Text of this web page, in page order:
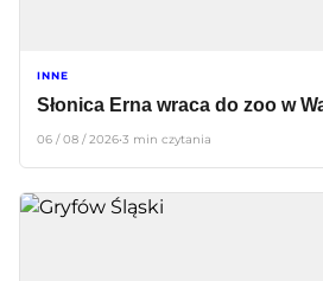
INNE
Słonica Erna wraca do zoo w
06 / 08 / 2026•3 min czytania